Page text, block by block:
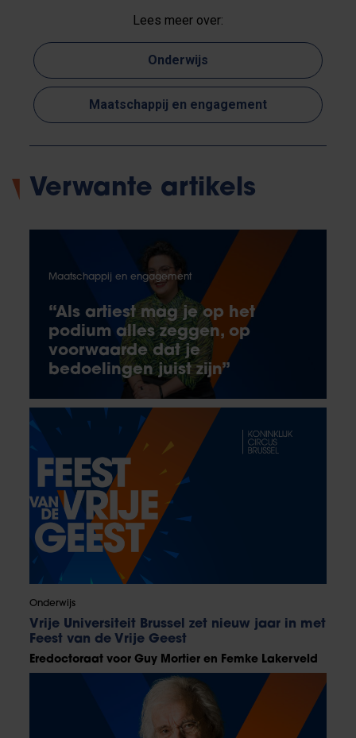
Lees meer over:
Onderwijs
Maatschappij en engagement
Verwante artikels
Maatschappij en engagement
“Als artiest mag je op het
podium alles zeggen, op
voorwaarde dat je
bedoelingen juist zijn”
Onderwijs
Vrije Universiteit Brussel zet nieuw jaar in met
Feest van de Vrije Geest
Eredoctoraat voor Guy Mortier en Femke Lakerveld